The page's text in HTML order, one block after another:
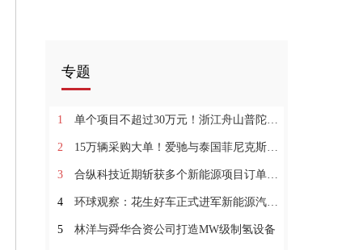
专题
1 单个项目不超过30万元！浙江舟山普陀区400万元清洁能源专项资金管理办法印发|全球今亮点
2 15万辆采购大单！爱驰与泰国菲尼克斯EV达成战略合作-环球快消息
3 合纵科技近期斩获多个新能源项目订单|今日关注
4 环球观察：花生好车正式进军新能源汽车赛道
5 林洋与舜华合资公司打造MW级制氢设备